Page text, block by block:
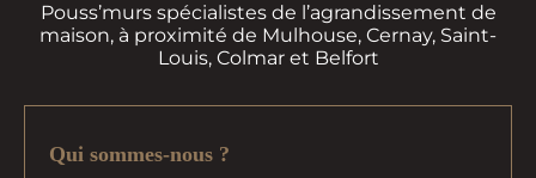
Pouss’murs spécialistes de l’agrandissement de
maison, à proximité de Mulhouse, Cernay, Saint-
Louis, Colmar et Belfort
Qui sommes-nous ?